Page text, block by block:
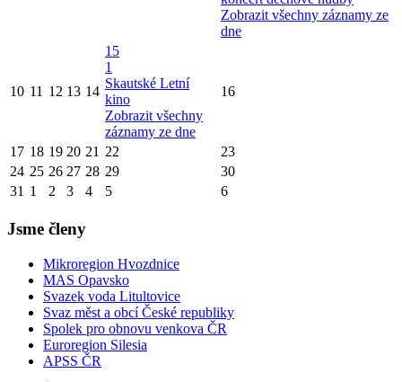
Zobrazit všechny záznamy ze
dne
10 11 12 13 14
15
1
Skautské Letní
kino
Zobrazit všechny
záznamy ze dne
16
17 18 19 20 21 22
23
24 25 26 27 28 29
30
31 1 2 3 4 5 6
Jsme členy
Mikroregion Hvozdnice
MAS Opavsko
Svazek voda Litultovice
Svaz měst a obcí České republiky
Spolek pro obnovu venkova ČR
Euroregion Silesia
APSS ČR